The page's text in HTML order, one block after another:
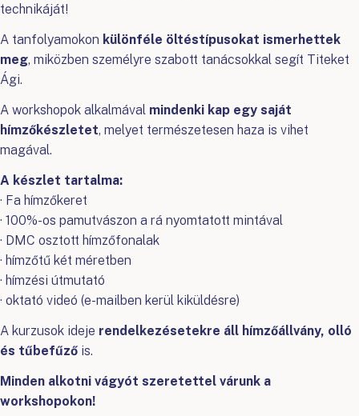
technikáját!
A tanfolyamokon különféle öltéstípusokat ismerhettek
meg, miközben személyre szabott tanácsokkal segít Titeket
Ági.
A workshopok alkalmával mindenki kap egy saját
hímzőkészletet, melyet természetesen haza is vihet
magával.
A készlet tartalma:
· Fa hímzőkeret
· 100%-os pamutvászon a rá nyomtatott mintával
· DMC osztott hímzőfonalak
· hímzőtű két méretben
· hímzési útmutató
· oktató videó (e-mailben kerül kiküldésre)
A kurzusok ideje rendelkezésetekre áll hímzőállvány, olló
és tűbefűző is.
Minden alkotni vágyót szeretettel várunk a
workshopokon!